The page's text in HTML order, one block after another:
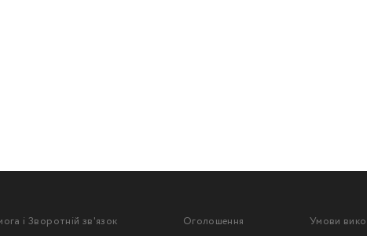
і Зворотній зв'язок
Оголошення
Умови